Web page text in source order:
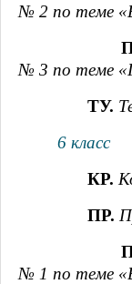
№ 2 по теме
№ 3 по теме
ТУ.
6 класс
КР.
ПР.
№ 1 по теме